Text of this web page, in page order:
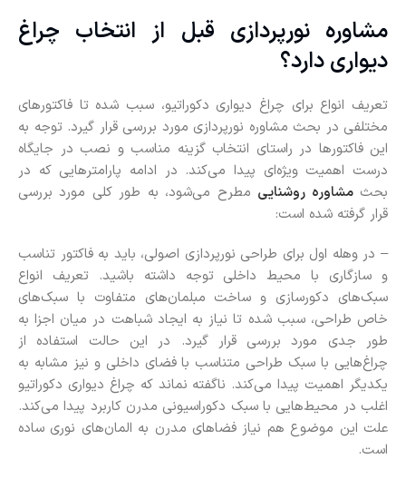
مشاوره نورپردازی قبل از انتخاب چراغ
دیواری دارد؟
تعریف انواع برای چراغ دیواری دکوراتیو، سبب شده تا فاکتورهای
مختلفی در بحث مشاوره نورپردازی مورد بررسی قرار گیرد. توجه به
این فاکتورها در راستای انتخاب گزینه مناسب‌ و نصب در جایگاه
درست اهمیت ویژه‌ای پیدا می‌کند. در ادامه پارامترهایی که در
بحثمشاوره روشنایی مطرح می‌شود، به طور کلی مورد بررسی
قرار گرفته شده است:
– در وهله اول برای طراحی نورپردازی اصولی، باید به فاکتور تناسب
و سازگاری با محیط داخلی توجه داشته باشید. تعریف انواع
سبک‌های دکورسازی و ساخت مبلمان‌های متفاوت با سبک‌های
خاص طراحی، سبب شده تا نیاز به ایجاد شباهت در میان اجزا به
طور جدی مورد بررسی قرار گیرد. در این حالت استفاده از
چراغ‌هایی با سبک طراحی متناسب با فضای داخلی و نیز مشابه به
یکدیگر اهمیت پیدا می‌کند. ناگفته نماند که چراغ دیواری دکوراتیو
اغلب در محیط‌هایی با سبک دکوراسیونی مدرن کاربرد پیدا می‌کند.
علت این موضوع هم نیاز فضاهای مدرن به المان‌های نوری ساده
است.